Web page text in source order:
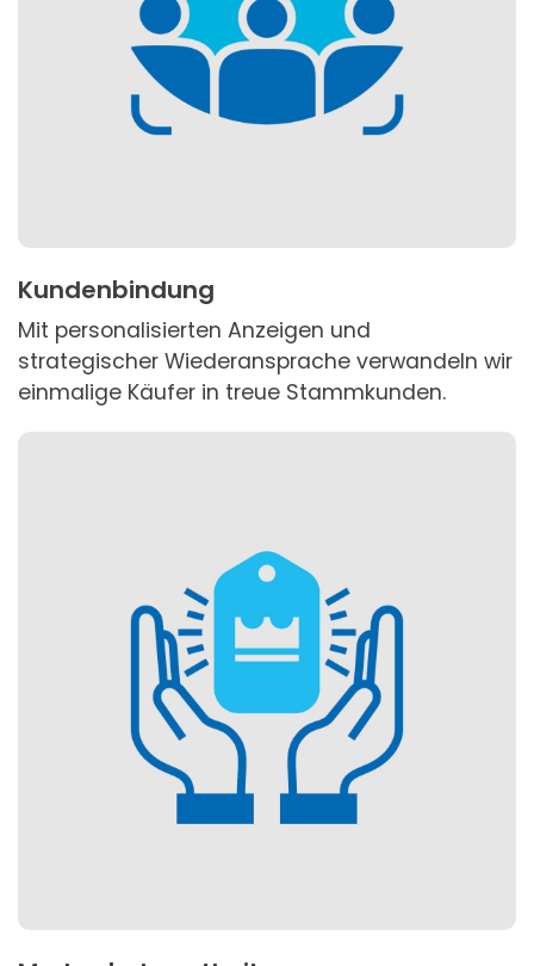
Kundenbindung
Mit personalisierten Anzeigen und
strategischer Wiederansprache verwandeln wir
einmalige Käufer in treue Stammkunden.